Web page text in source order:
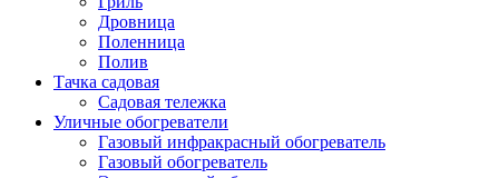
Дровница
Поленница
Полив
Тачка садовая
Садовая тележка
Уличные обогреватели
Газовый инфракрасный обогреватель
Газовый обогреватель